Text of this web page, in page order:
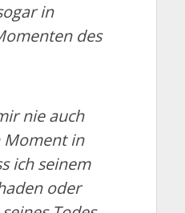
in
des
nie auch
in
ich seinem
oder